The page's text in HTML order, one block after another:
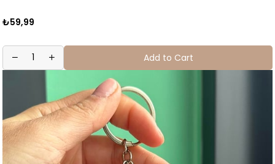
₺59,99
Add to Cart